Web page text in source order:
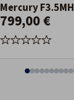
Mercury F3.5MH
799,00 €